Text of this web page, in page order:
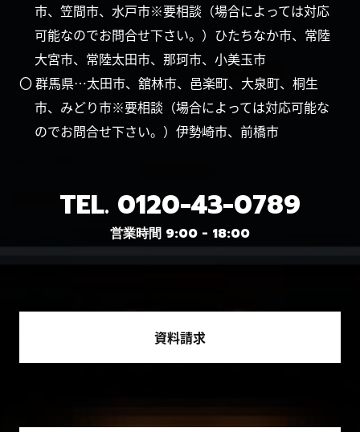
市、笠間市、水戸市※要相談（場合によっては対応
可能なのでお問合せ下さい。）ひたちなか市、常陸
大宮市、常陸太田市、那珂市、小美玉市
〇 群馬県…太田市、舘林市、邑楽町、大泉町、桐生
市、みどり市※要相談（場合によっては対応可能な
のでお問合せ下さい。）伊勢崎市、前橋市
TEL. 0120-43-0789
営業時間 9:00 - 18:00
資料請求